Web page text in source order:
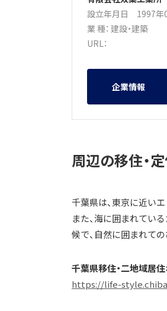
設立年月日 1997年
業 種： 建設・建築
URL：
企業情報
周辺の移住・
千葉県は、東京に近い
また、海に囲まれてい
候で、自然に囲まれて
千葉県移住・二地域居
https://life-